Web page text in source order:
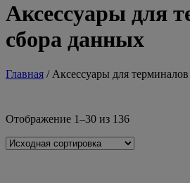
Аксессуары для
сбора данных
Главная / Аксессуары для
Отображение 1–30 из 136